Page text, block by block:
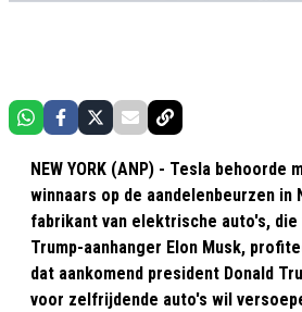
NEW YORK (ANP) - Tesla
winnaars op de aandelenbeurzen in
fabrikant van elektrische auto's,
Trump-aanhanger Elon Musk,
dat aankomend president Donald
voor zelfrijdende auto's wil